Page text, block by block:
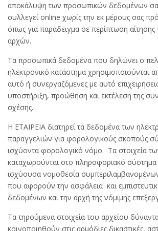
αποκάλυψη των προσωπικών δεδομένων
συλλεγεί online χωρίς την εκ μέρους σας
όπως για παράδειγμα σε περίπτωση αίτησης
αρχών.
Τα προσωπικά δεδομένα που δηλώνει ο
ηλεκτρονικό κατάστημα χρησιμοποιούνται
αυτό ή συνεργαζόμενες με αυτό
υποστήριξη, προώθηση και εκτέλεση της
σχέσης.
Η ΕΤΑΙΡΕΙΑ διατηρεί τα δεδομένα των
παραγγελιών για φορολογικούς σκοπούς
ισχύοντα φορολογικό νόμο. Τα στοιχεία
καταχωρούνται στο πληροφοριακό
ισχύουσα νομοθεσία
που αφορούν την ασφάλεια και
δεδομένων και την αρχή της νόμιμης
Τα τηρούμενα στοιχεία του αρχείου
κοινοποιηθούν στις αρμόδιες δικαστικές,